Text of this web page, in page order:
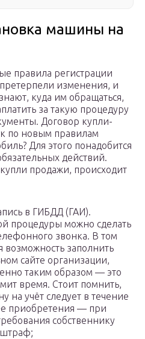
машины на
правила регистрации
изменения, и
куда им обращаться,
за такую процедуру
Договор купли-
по новым правилам
Для этого понадобится
действий.
продажи, происходит
в ГИБДД (ГАИ).
процедуры можно сделать
звонка. В том
возможность заполнить
сайте организации,
таким образом — это
время. Стоит помнить,
на учёт следует в течение
приобретения — при
собственнику
штраф;